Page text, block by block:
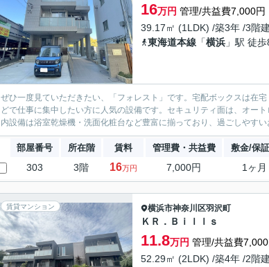
16万円 管理/共益費7,000円
39.17㎡ (1LDK) /築3年 /3階建
東海道本線 「横浜 」駅 徒
ぜひ一度見ていただきたい、「フォレスト」です。宅配ボックスは在
どで仕事に集中したい方に人気の設備です。セキュリティ面は、オー
内設備は浴室乾燥機・洗面化粧台など豊富に揃っており、過ごしやす
部屋番号 所在階 賃料 管理費・共益費 敷金/保
303 3階 16万円 7,000円 1ヶ月
賃貸マンション 横浜市神奈川区羽沢町
ＫＲ．Ｂｉｌｌｓ
11.8万円 管理/共益費7,000
52.29㎡ (2LDK) /築4年 /2階建